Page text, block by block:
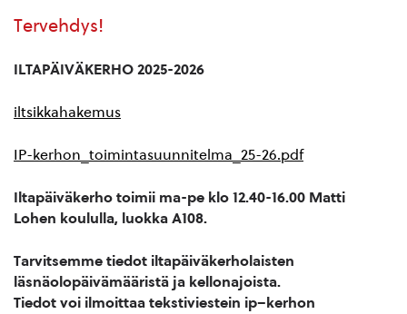
Tervehdys!
ILTAPÄIVÄKERHO 2025-2026
iltsikkahakemus
IP-kerhon_toimintasuunnitelma_25-26.pdf
Iltapäiväkerho toimii ma-pe klo 12.40-16.00 Matti
Lohen koululla, luokka A108.
Tarvitsemme tiedot iltapäiväkerholaisten
läsnäolopäivämääristä ja kellonajoista.
Tiedot voi ilmoittaa tekstiviestein ip– kerhon